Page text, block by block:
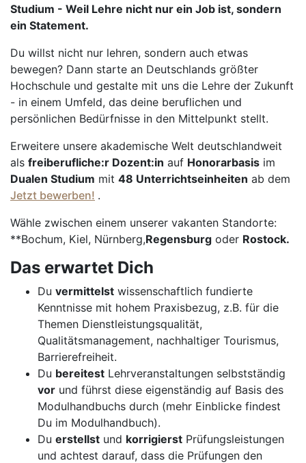
Studium - Weil Lehre nicht nur ein Job ist, sondern
ein Statement.
Du willst nicht nur lehren, sondern auch etwas
bewegen? Dann starte an Deutschlands größter
Hochschule und gestalte mit uns die Lehre der Zukunft
- in einem Umfeld, das deine beruflichen und
persönlichen Bedürfnisse in den Mittelpunkt stellt.
Erweitere unsere akademische Welt deutschlandweit
als freiberufliche:r Dozent:in auf Honorarbasis im
Dualen Studium mit 48 Unterrichtseinheiten ab dem
Jetzt bewerben! .
Wähle zwischen einem unserer vakanten Standorte:
**Bochum, Kiel, Nürnberg,Regensburg oder Rostock.
Das erwartet Dich
Du vermittelst wissenschaftlich fundierte
Kenntnisse mit hohem Praxisbezug, z.B. für die
Themen Dienstleistungsqualität,
Qualitätsmanagement, nachhaltiger Tourismus,
Barrierefreiheit.
Du bereitest Lehrveranstaltungen selbstständig
vor und führst diese eigenständig auf Basis des
Modulhandbuchs durch (mehr Einblicke findest
Du im Modulhandbuch).
Du erstellst und korrigierst Prüfungsleistungen
und achtest darauf, dass die Prüfungen den